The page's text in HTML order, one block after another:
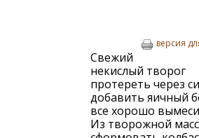
версия
Свежий
некислый творог
протереть через
добавить яичный
все хорошо
Из творожной